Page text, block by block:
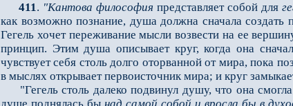
411. "Кантова философия представляет собой для
как возможно познание, душа должна сначала
Гегель хочет переживание мысли возвести на ее
принцип. Этим душа описывает круг, когда она
чувствует себя столь долго оторванной от мира, пока
в мыслях открывает первоисточник мира; и круг
"Гегель столь далеко подвинул душу, что она